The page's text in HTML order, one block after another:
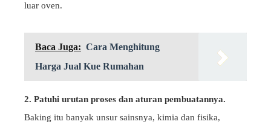
luar oven.
Baca Juga: Cara Menghitung
Harga Jual Kue Rumahan
2. Patuhi urutan proses dan aturan pembuatannya.
Baking itu banyak unsur sainsnya, kimia dan fisika,